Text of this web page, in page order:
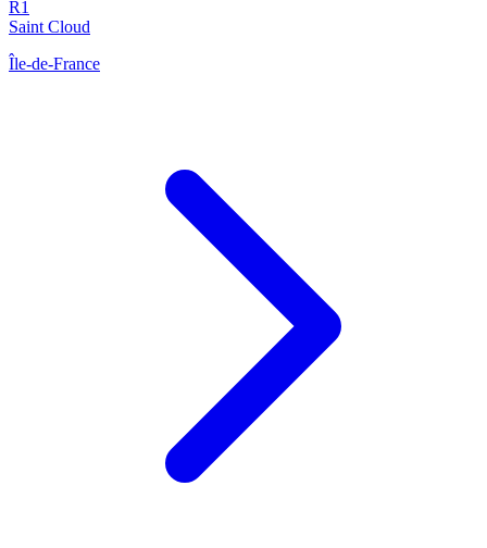
R1
Saint Cloud
Île-de-France